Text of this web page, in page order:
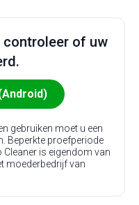
controleer of uw
gebruiken moet u een
Beperkte proefperiode
is eigendom van
moederbedrijf van